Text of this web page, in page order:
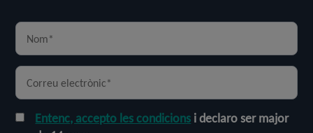
Entenc, accepto les condicions i declaro ser major